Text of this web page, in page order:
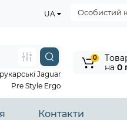
Особистий
UA
Jaguar
Pre Style Ergo
0
на 0
Контакти